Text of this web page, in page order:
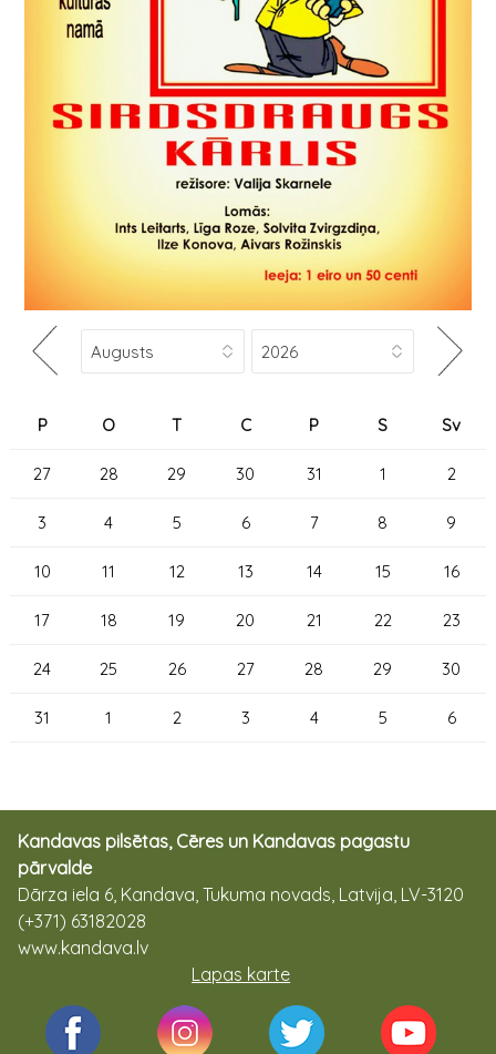
P O T C P S Sv
27 28 29 30 31 1 2
3 4 5 6 7 8 9
10 11 12 13 14 15 16
17 18 19 20 21 22 23
24 25 26 27 28 29 30
31 1 2 3 4 5 6
Kandavas pilsētas, Cēres un Kandavas pagastu
pārvalde
Dārza iela 6, Kandava, Tukuma novads, Latvija, LV-3120
(+371) 63182028
www.kandava.lv
Lapas karte